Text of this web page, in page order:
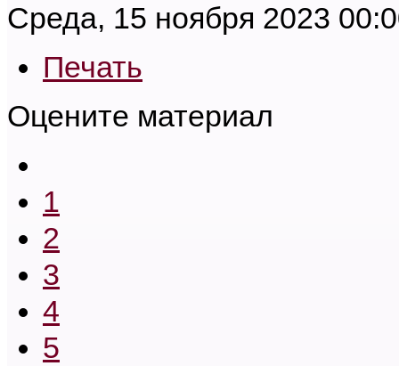
Среда, 15 ноября 2023
Печать
Оцените материал
1
2
3
4
5